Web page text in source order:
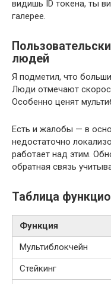
видишь ID токена, ты
галерее.
людей
Я подметил, что
Люди отмечают
Особенно ценят
Есть и жалобы — в
недостаточно
работает над этим.
обратная связь
Таблица
Функция
Мультиблокчейн
Стейкинг